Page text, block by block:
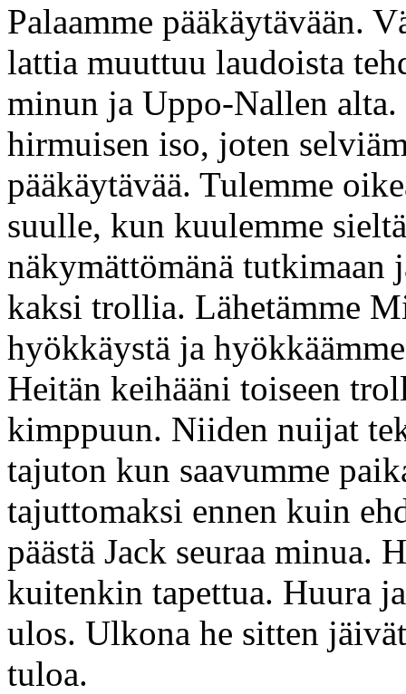
Palaamme pääkäytävään.
lattia muuttuu laudoista
minun ja Uppo-Nallen
hirmuisen iso, joten
pääkäytävää. Tulemme
suulle, kun kuulemme
näkymättömänä tutkimaan
kaksi trollia. Lähetämme
hyökkäystä ja
Heitän keihääni toiseen
kimppuun. Niiden nuijat
tajuton kun saavumme
tajuttomaksi ennen kuin
päästä Jack seuraa minua.
kuitenkin tapettua. Huura
ulos. Ulkona he sitten
tuloa.